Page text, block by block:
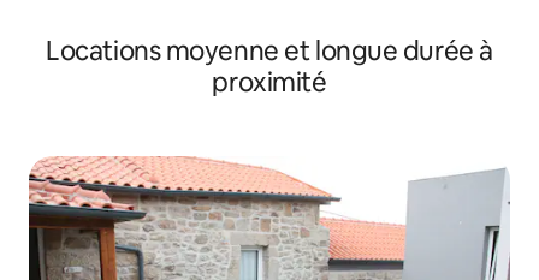
Locations moyenne et longue durée à
proximité